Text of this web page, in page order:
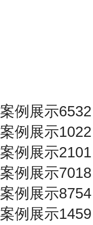
案例展示6532
案例展示1022
案例展示2101
案例展示7018
案例展示8754
案例展示1459